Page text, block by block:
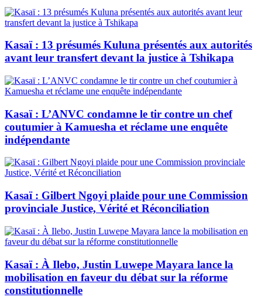
Kasaï : 13 présumés Kuluna présentés aux autorités
avant leur transfert devant la justice à Tshikapa
Kasaï : L’ANVC condamne le tir contre un chef
coutumier à Kamuesha et réclame une enquête
indépendante
Kasaï : Gilbert Ngoyi plaide pour une Commission
provinciale Justice, Vérité et Réconciliation
Kasaï : À Ilebo, Justin Luwepe Mayara lance la
mobilisation en faveur du débat sur la réforme
constitutionnelle